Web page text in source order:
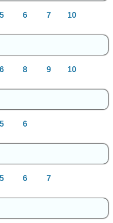
5 6 7 10
6 8 9 10
5 6
5 6 7